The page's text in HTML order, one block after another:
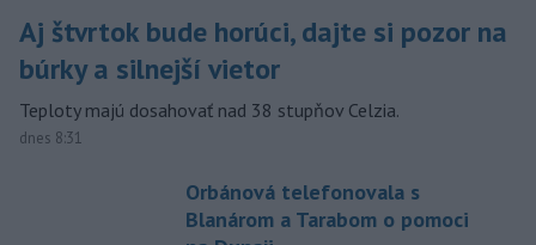
Aj štvrtok bude horúci, dajte si pozor na
búrky a silnejší vietor
Teploty majú dosahovať nad 38 stupňov Celzia.
dnes 8:31
Orbánová telefonovala s
Blanárom a Tarabom o pomoci